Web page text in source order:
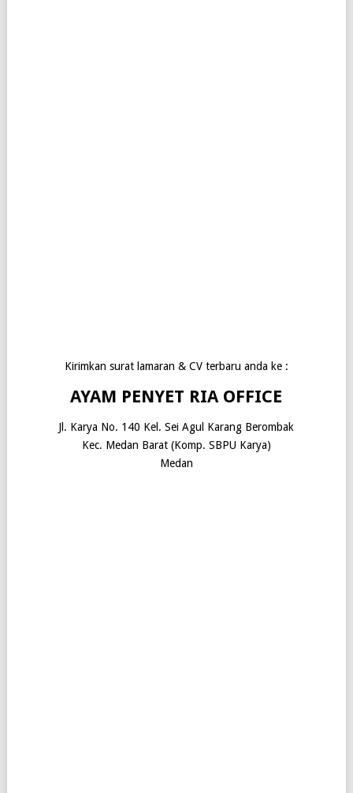
Kirimkan surat lamaran & CV terbaru anda ke :
AYAM PENYET RIA OFFICE
Jl. Karya No. 140 Kel. Sei Agul Karang Berombak
Kec. Medan Barat (Komp. SBPU Karya)
Medan